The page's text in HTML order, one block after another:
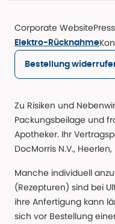
Corporate Website
Elektro-Rücknahme
Bestellung
Zu Risiken und
Packungsbeilage und
Apotheker. Ihr
DocMorris N.V.,
Manche individuell
(Rezepturen) sind bei
ihre Anfertigung kann
sich vor Bestellung